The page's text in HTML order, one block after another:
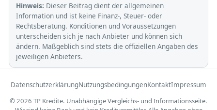
Hinweis: Dieser Beitrag dient der allgemeinen
Information und ist keine Finanz-, Steuer- oder
Rechtsberatung. Konditionen und Voraussetzungen
unterscheiden sich je nach Anbieter und können sich
ändern. Maßgeblich sind stets die offiziellen Angaben des
jeweiligen Anbieters.
DatenschutzerklärungNutzungsbedingungenKontaktImpressum
© 2026 TP Kredite. Unabhängige Vergleichs- und Informationsseite.